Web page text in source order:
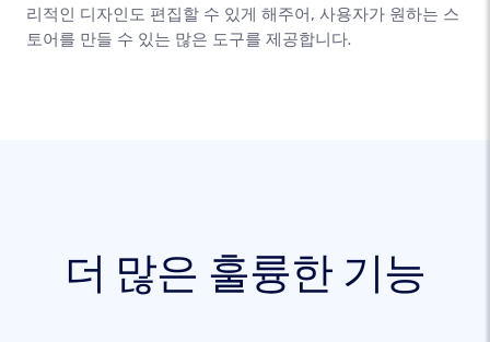
리적인 디자인도 편집할 수 있게 해주어, 사용자가 원하는 스
토어를 만들 수 있는 많은 도구를 제공합니다.
더 많은 훌륭한 기능